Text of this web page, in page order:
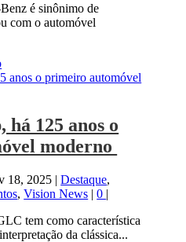
é sinônimo de
com o automóvel
há 125 anos o
moderno
18, 2025 |Destaque,
,Vision News |0 |
tem como característica
da clássica...